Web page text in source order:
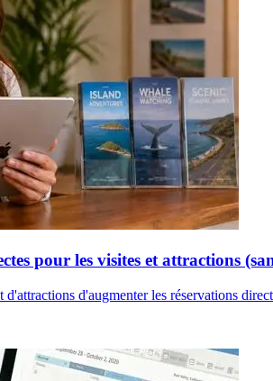
pour les visites et attractions
d'augmenter les réservations